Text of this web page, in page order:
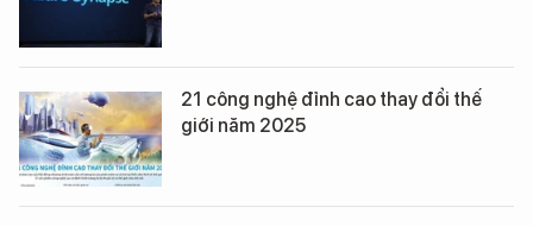
21 công nghệ đỉnh cao thay đổi thế
giới năm 2025